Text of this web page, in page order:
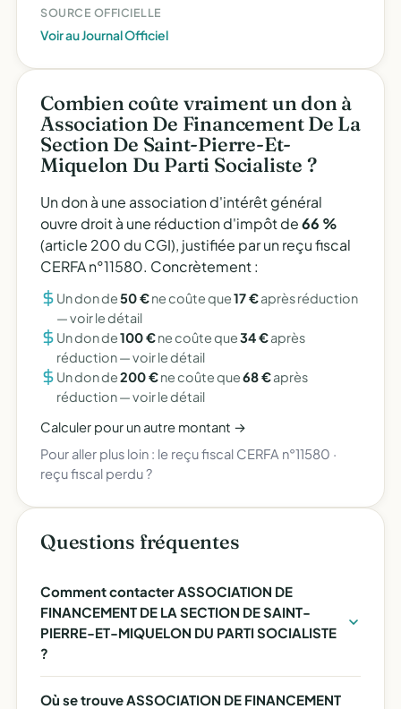
SOURCE OFFICIELLE
Voir au Journal Officiel
Combien coûte vraiment un don à
Association De Financement De La
Section De Saint-Pierre-Et-
Miquelon Du Parti Socialiste ?
Un don à une association d'intérêt général
ouvre droit à une réduction d'impôt de66 %
(article 200 du CGI), justifiée par un reçu fiscal
CERFA n°11580. Concrètement :
Un don de50 €ne coûte que17 €après réduction
—voir le détail
Un don de100 €ne coûte que34 €après
réduction —voir le détail
Un don de200 €ne coûte que68 €après
réduction —voir le détail
Calculer pour un autre montant →
Pour aller plus loin : le reçu fiscal CERFA n°11580 ·
reçu fiscal perdu ?
Questions fréquentes
Comment contacter ASSOCIATION DE
FINANCEMENT DE LA SECTION DE SAINT-
PIERRE-ET-MIQUELON DU PARTI SOCIALISTE
?
Où se trouve ASSOCIATION DE FINANCEMENT